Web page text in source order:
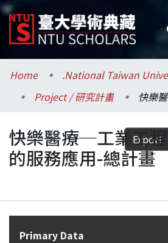
Communities & Collections
Research Outputs
Fundings & Projects
Researchers
Statistics
Home
Project / 研究計畫
Export
快樂醫療─工業工程
的服務應用-總計畫
Details
Primary Data